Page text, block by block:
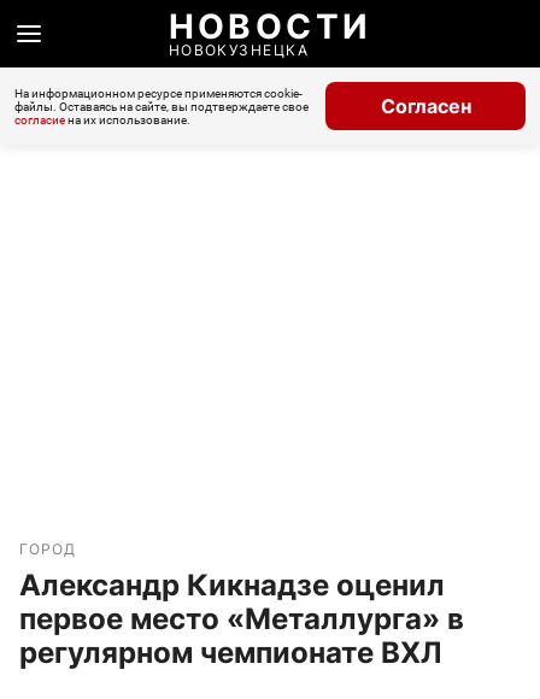
НОВОСТИ
НОВОКУЗНЕЦКА
На информационном ресурсе применяются cookie-
файлы. Оставаясь на сайте, вы подтверждаете свое
согласиена их использование.
Согласен
ГОРОД
Александр Кикнадзе оценил
первое место «Металлурга» в
регулярном чемпионате ВХЛ